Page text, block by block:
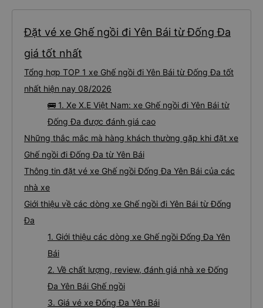
Đặt vé xe Ghế ngồi đi Yên Bái từ Đống Đa
giá tốt nhất
Tổng hợp TOP 1 xe Ghế ngồi đi Yên Bái từ Đống Đa tốt
nhất hiện nay 08/2026
🚌 1. Xe X.E Việt Nam: xe Ghế ngồi đi Yên Bái từ
Đống Đa được đánh giá cao
Những thắc mắc mà hàng khách thường gặp khi đặt xe
Ghế ngồi đi Đống Đa từ Yên Bái
Thông tin đặt vé xe Ghế ngồi Đống Đa Yên Bái của các
nhà xe
Giới thiệu về các dòng xe Ghế ngồi đi Yên Bái từ Đống
Đa
1. Giới thiệu các dòng xe Ghế ngồi Đống Đa Yên
Bái
2. Về chất lượng, review, đánh giá nhà xe Đống
Đa Yên Bái Ghế ngồi
3. Giá vé xe Đống Đa Yên Bái